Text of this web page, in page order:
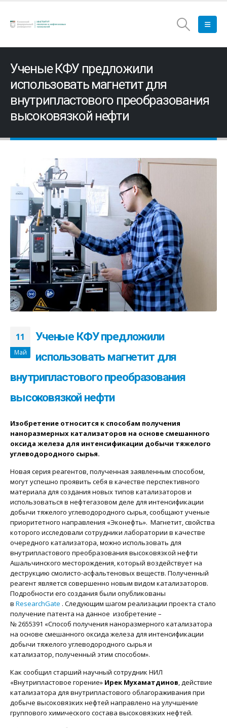
Ученые КФУ предложили
использовать магнетит для
внутрипластового преобразования
высоковязкой нефти
11
Май
Ученые КФУ предложили
использовать магнетит для
внутрипластового преобразования
высоковязкой нефти
Изобретение относится к способам получения
наноразмерных катализаторов на основе смешанного
оксида железа для интенсификации добычи тяжелого
углеводородного сырья.
Новая серия реагентов, полученная заявленным способом,
могут успешно проявить себя в качестве перспективного
материала для создания новых типов катализаторов и
использоваться в нефтегазовом деле для интенсификации
добычи тяжелого углеводородного сырья, сообщают ученые
приоритетного направления «Эконефть». Магнетит, свойства
которого исследовали сотрудники лаборатории в качестве
очередного катализатора, можно использовать для
внутрипластового преобразования высоковязкой нефти
Ашальчинского месторождения, который воздействует на
деструкцию смолисто-асфальтеновых веществ. Полученный
реагент является совершенно новым видом катализаторов.
Подробности его создания были опубликованы
в ResearchGate . Следующим шагом реализации проекта стало
получение патента на данное изобретение –
№ 2655391 «Способ получения наноразмерного катализатора
на основе смешанного оксида железа для интенсификации
добычи тяжелого углеводородного сырья и
катализатор, полученный этим способом».
Как сообщил старший научный сотрудник НИЛ
«Внутрипластовое горение» Ирек Мухаматдинов, действие
катализатора для внутрипластового облагораживания при
добыче высоковязких нефтей направлено на улучшение
группового химического состава высоковязких нефтей.